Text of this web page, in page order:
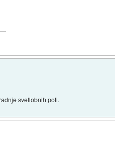
svetlobnih poti.